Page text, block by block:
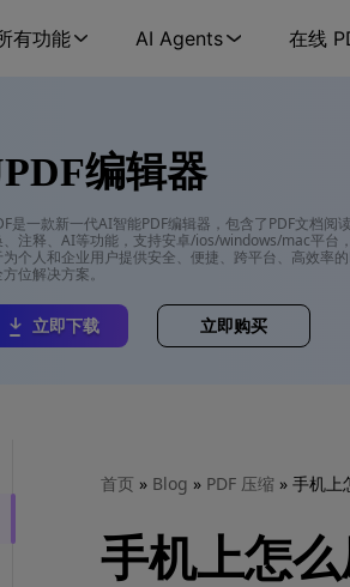
有功能 AI Agents 在线
编辑器
是一款新一代AI智能PDF编辑器，包含了PDF文档阅读
、注释、AI等功能，支持安卓/ios/windows/mac平台
为个人和企业用户提供安全、便捷、跨平台、高效率
位解决方案。
立即下载 立即购买
首页 » Blog » PDF 压缩 » 手机上
手机上怎